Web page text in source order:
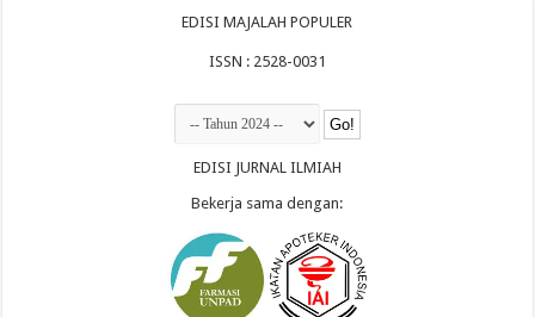
EDISI MAJALAH POPULER
ISSN : 2528-0031
EDISI JURNAL ILMIAH
Bekerja sama dengan: